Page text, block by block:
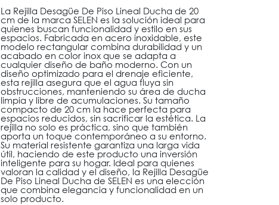
La Rejilla Desagüe De Piso Lineal Ducha de 20
cm de la marca SELEN es la solución ideal para
quienes buscan funcionalidad y estilo en sus
espacios. Fabricada en acero inoxidable, este
modelo rectangular combina durabilidad y un
acabado en color inox que se adapta a
cualquier diseño de baño moderno. Con un
diseño optimizado para el drenaje eficiente,
esta rejilla asegura que el agua fluya sin
obstrucciones, manteniendo su área de ducha
limpia y libre de acumulaciones. Su tamaño
compacto de 20 cm la hace perfecta para
espacios reducidos, sin sacrificar la estética. La
rejilla no solo es práctica, sino que también
aporta un toque contemporáneo a su entorno.
Su material resistente garantiza una larga vida
útil, haciendo de este producto una inversión
inteligente para su hogar. Ideal para quienes
valoran la calidad y el diseño, la Rejilla Desagüe
De Piso Lineal Ducha de SELEN es una elección
que combina elegancia y funcionalidad en un
solo producto.